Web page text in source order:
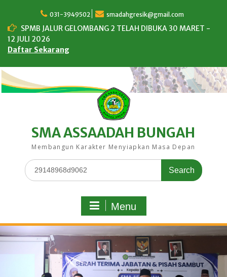
content
031-3949502 smadahgresik@gmail.com
SPMB JALUR GELOMBANG 2 TELAH DIBUKA 30 MARET -
12 JULI 2026
Daftar Sekarang
SMA ASSAADAH BUNGAH
Membangun Karakter Menyiapkan Masa Depan
Search
for:
Menu